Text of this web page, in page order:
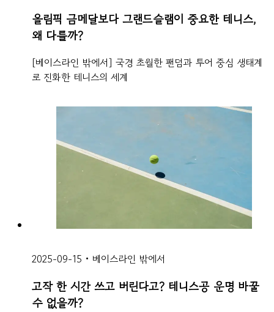
올림픽 금메달보다 그랜드슬램이 중요한 테니스,
왜 다를까?
[베이스라인 밖에서] 국경 초월한 팬덤과 투어 중심 생태계
로 진화한 테니스의 세계
2025-09-15 • 베이스라인 밖에서
고작 한 시간 쓰고 버린다고? 테니스공 운명 바꿀
수 없을까?